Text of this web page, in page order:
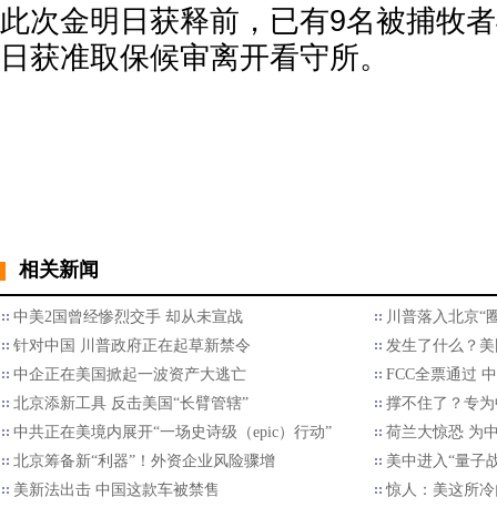
此次金明日获释前，已有9名被捕牧
日获准取保候审离开看守所。
相关新闻
中美2国曾经惨烈交手 却从未宣战
川普落入北京“
针对中国 川普政府正在起草新禁令
发生了什么？
中企正在美国掀起一波资产大逃亡
FCC全票通过
北京添新工具 反击美国“长臂管辖”
撑不住了？专
中共正在美境内展开“一场史诗级（epic）行动”
荷兰大惊恐 为
北京筹备新“利器”！外资企业风险骤增
美中进入“量子
美新法出击 中国这款车被禁售
惊人：美这所